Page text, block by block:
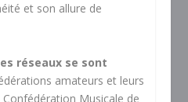
et son allure de
réseaux se sont
amateurs et leurs
Confédération Musicale de